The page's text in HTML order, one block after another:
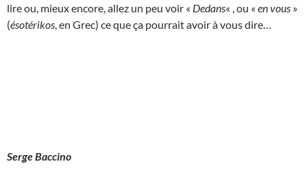
lire ou, mieux encore, allez un peu voir « Dedans« , ou « en vous »
(ésotérikos , en Grec) ce que ça pourrait avoir à vous dire…
Serge Baccino